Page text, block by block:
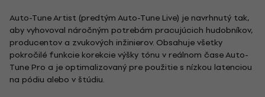
Auto-Tune Artist (predtým Auto-Tune Live) je navrhnutý tak,
aby vyhovoval náročným potrebám pracujúcich hudobníkov,
producentov a zvukových inžinierov. Obsahuje všetky
pokročilé funkcie korekcie výšky tónu v reálnom čase Auto-
Tune Pro a je optimalizovaný pre použitie s nízkou latenciou
na pódiu alebo v štúdiu.